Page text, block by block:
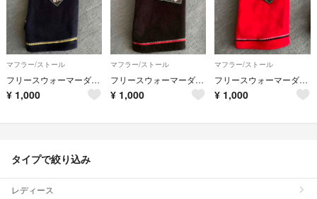
マフラー/ストール
フリースウォーマーダブル
¥ 1,000
マフラー/ストール
フリースウォーマーダブル
¥ 1,000
マフラー/ストール
フリースウォーマーダブル
¥ 1,000
タイプで絞り込み
レディース